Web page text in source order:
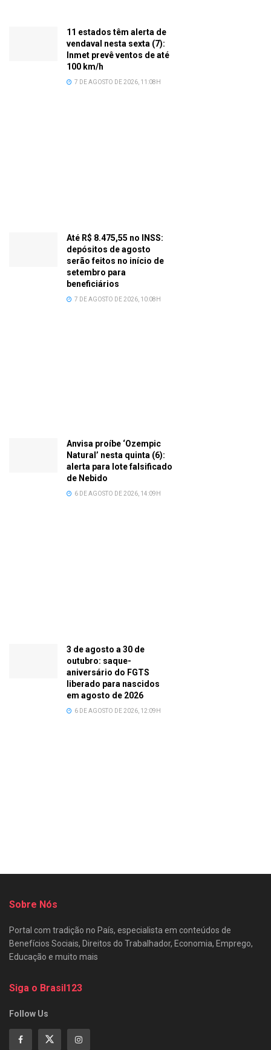
11 estados têm alerta de
vendaval nesta sexta (7):
Inmet prevê ventos de até
100 km/h
7 DE AGOSTO DE 2026, 11:08H
Até R$ 8.475,55 no INSS:
depósitos de agosto
serão feitos no início de
setembro para
beneficiários
7 DE AGOSTO DE 2026, 10:08H
Anvisa proíbe ‘Ozempic
Natural’ nesta quinta (6):
alerta para lote falsificado
de Nebido
6 DE AGOSTO DE 2026, 14:09H
3 de agosto a 30 de
outubro: saque-
aniversário do FGTS
liberado para nascidos
em agosto de 2026
6 DE AGOSTO DE 2026, 12:09H
Sobre Nós
Portal com tradição no País, especialista em conteúdos de
Benefícios Sociais, Direitos do Trabalhador, Economia, Emprego,
Educação e muito mais
Siga o Brasil123
Follow Us